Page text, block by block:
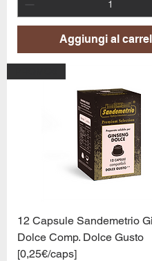
Aggiungi al
12 Capsule Sandemetrio
Dolce Comp. Dolce Gusto
[0,25€/caps]